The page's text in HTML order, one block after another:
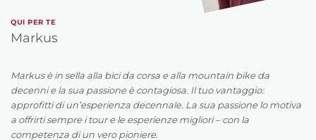
QUI PER TE
Markus
Markus è in sella alla bici da corsa e alla mountain bike da
decenni e la sua passione è contagiosa. Il tuo vantaggio:
approfitti di un’esperienza decennale. La sua passione lo motiva
a offrirti sempre i tour e le esperienze migliori – con la
competenza di un vero pioniere.